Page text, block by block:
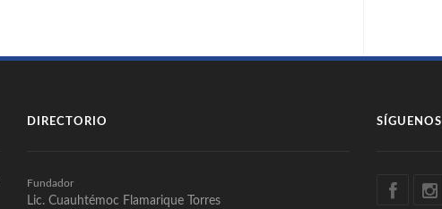
DIRECTORIO
Fundador
Lic. Cuauhtémoc Flamarique Torres
SÍGUENOS